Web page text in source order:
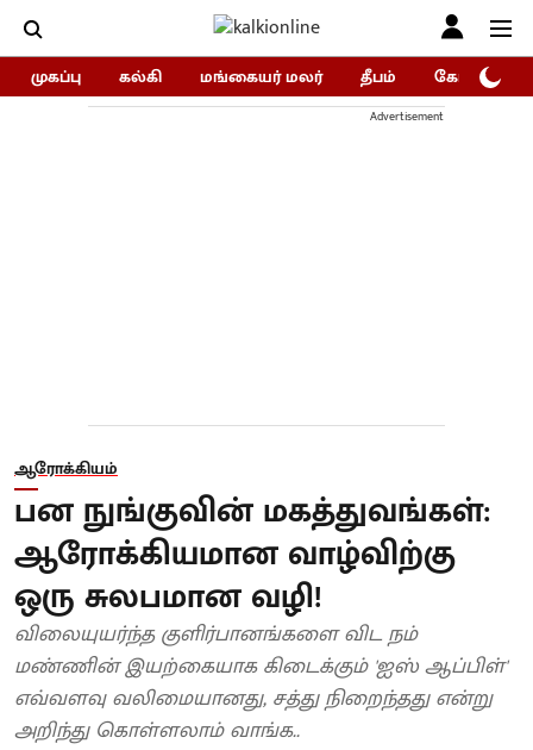
முகப்பு கல்கி மங்கையர் மலர் தீபம் கோகுலம்/
Advertisement
ஆரோக்கியம்
பன நுங்குவின் மகத்துவங்கள்:
ஆரோக்கியமான வாழ்விற்கு
ஒரு சுலபமான வழி!
விலையுயர்ந்த குளிர்பானங்களை விட நம்
மண்ணின் இயற்கையாக கிடைக்கும் 'ஐஸ் ஆப்பிள்'
எவ்வளவு வலிமையானது, சத்து நிறைந்தது என்று
அறிந்து கொள்ளலாம் வாங்க..